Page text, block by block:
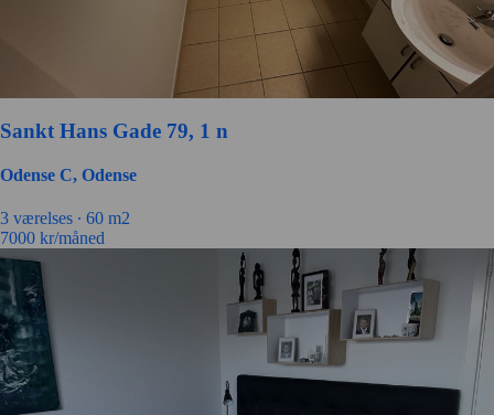
Sankt Hans Gade 79, 1 n
Odense C, Odense
3 værelses ∙ 60 m2
7000 kr/måned